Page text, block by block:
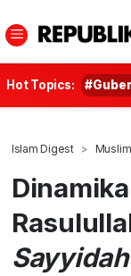
Hot Topics:
Islam Digest
Sayyidah